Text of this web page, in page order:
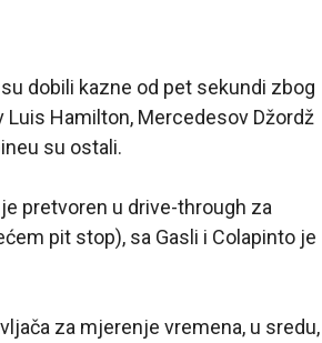
dobili kazne od pet sekundi zbog
Luis Hamilton, Mercedesov Džordž
su ostali.
pretvoren u drive-through za
pit stop), sa Gasli i Colapinto je
za mjerenje vremena, u sredu,